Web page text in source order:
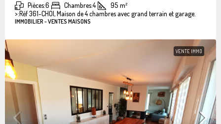
Pièces:6 Chambres:4 95 m²
>:Réf 361-CHOI, Maison de 4 chambres avec grand terrain et garage.
IMMOBILIER - VENTES MAISONS
VENTE IMMO